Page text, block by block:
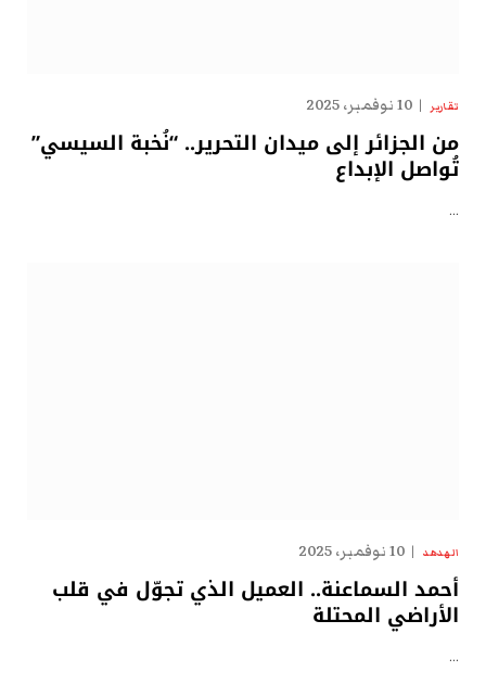
تقارير 10 نوفمبر، 2025
من الجزائر إلى ميدان التحرير.. “نُخبة السيسي”
تُواصل الإبداع
…
الهدهد 10 نوفمبر، 2025
أحمد السماعنة.. العميل الذي تجوّل في قلب
الأراضي المحتلة
…